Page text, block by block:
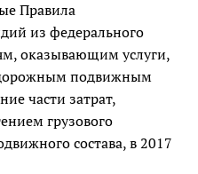
Правила
из федерального
оказывающим услуги,
подвижным
части затрат,
грузового
состава, в 2017